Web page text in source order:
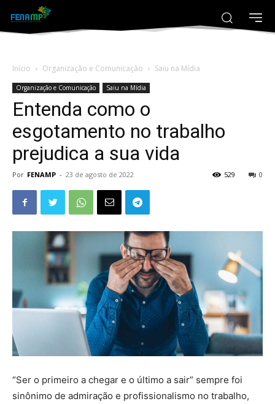
Início Organização e Comunicação Saiu na Mídia
Organização e Comunicação Saiu na Mídia
Entenda como o
esgotamento no trabalho
prejudica a sua vida
Por FENAMP - 23 de agosto de 2022 0
529
“Ser o primeiro a chegar e o último a sair” sempre foi
sinônimo de admiração e profissionalismo no trabalho,